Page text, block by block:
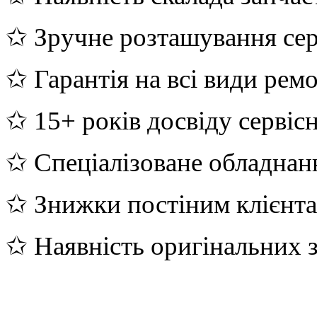
✩ Зручне розташування
✩ Гарантія на всі види
✩ 15+ років досвіду
✩ Спеціалізоване
✩ Знижки постіним
✩ Наявність оригінальних